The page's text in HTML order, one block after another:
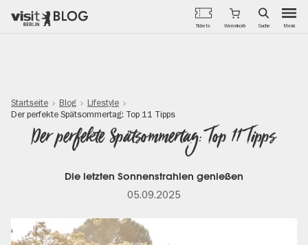
Menü
Tickets Warenkorb Suche
Startseite Blog
Lifestyle
Der perfekte Spätsommertag: Top 11 Tipps
Der perfekte Spätsommertag: Top 11 Tipps
Die letzten Sonnenstrahlen genießen
05.09.2025